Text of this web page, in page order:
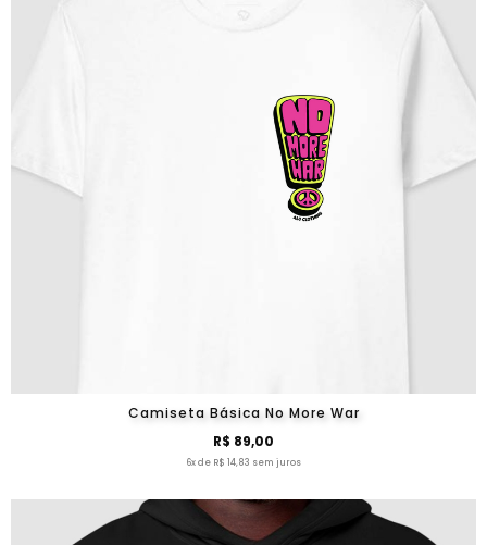
Camiseta Básica No More War
R$ 89,00
6x de R$ 14,83 sem juros